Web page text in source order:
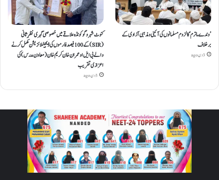
’وندے ماترم‘ کا لزوم مسلمانوں کی آئینی ومذہبی آزادی کے
برخلاف
3 دن ago
کنوٹ شہر و گوکونڈہ علاقے میں خصوصی گہری نظرِ ثانی
(SIR) کے 100 فیصد فارموں کی ڈیجیٹلائزیشن مکمل کرنے
والے بی ایل او عمران خان کریم خان (معاون مدرس) کی
اعزازی تقریب
3 دن ago